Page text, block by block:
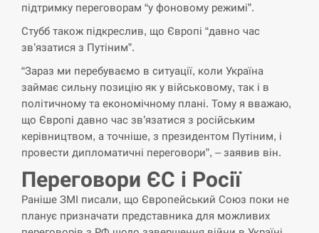
СЕРПЕНЬ
13:40
виявили дрон, ймовірно, з…
СЕРПЕНЬ
“Они должны быть уничтожены”: в МИДе
ответили, как отреагируют на…
СЕРПЕНЬ
13:10
Тайвань проводить найбільші військові
підтримку переговорам “у фоновому режимі”.
Стубб також підкреслив, що Європі “давно час
зв’язатися з Путіним”.
“Зараз ми перебуваємо в ситуації, коли Україна
займає сильну позицію як у військовому, так і в
політичному та економічному плані. Тому я вважаю,
що Європі давно час зв’язатися з російським
керівництвом, а точніше, з президентом Путіним, і
провести дипломатичні переговори”, – заявив він.
Переговори ЄС і Росії
Раніше ЗМІ писали, що Європейський Союз поки не
планує призначати представника для можливих